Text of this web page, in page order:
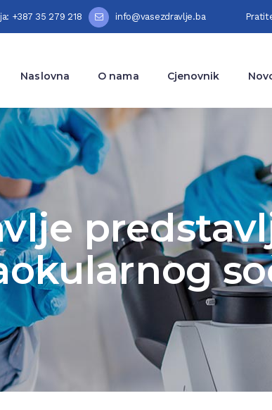
+387 35 279 218 info@vasezdravlje.ba
Naslovna O nama Cjenovnik